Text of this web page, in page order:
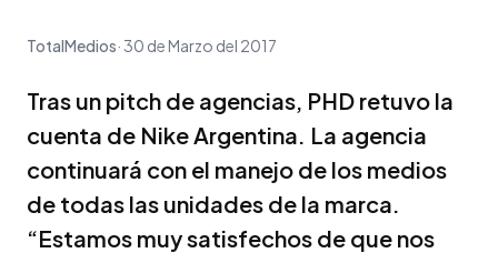
TotalMedios 30 de Marzo del 2017
Tras un pitch de agencias, PHD retuvo la
cuenta de Nike Argentina. La agencia
continuará con el manejo de los medios
de todas las unidades de la marca.
“Estamos muy satisfechos de que nos